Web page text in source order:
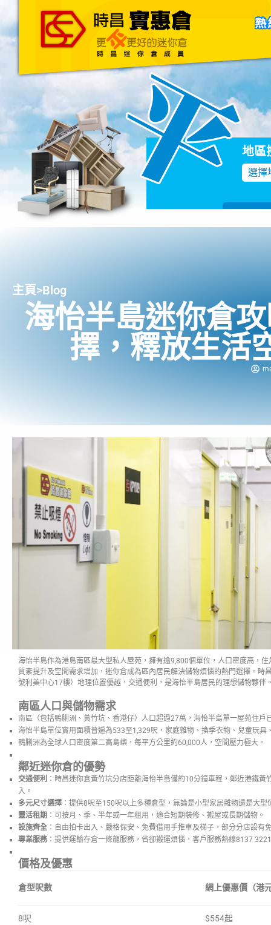
主頁 關於我們 聯絡我們
地區
選擇
主頁>Blog
海怡半島迷你倉
擇，釋放生活
海怡半島作為港島南區最大型私人屋苑，擁有逾9,800個單位，人口密度高，
質素提升及空間需求增加，迷你倉成為區內居民解決儲物煩惱的熱門選擇。時
號利美中心17樓）地理位置優越，交通便利，是海怡半島居民的理想儲物夥伴
南區人口與儲物需求
南區（包括鴨脷洲、黃竹坑、香港仔）人口超過27萬，海怡半島單一屋苑住戶
海怡半島單位實用面積普遍為533至1,329呎，家庭雜物、換季衣物、兒童玩具
鴨脷洲為全球人口密度第二高島嶼，每平方公里約60,000人，空間壓力極大。
鄰近迷你倉的優勢
交通便利 ：時昌迷你倉黃竹坑分店距離海怡半島僅約10分鐘車程，鄰近港鐵黃
入。
多元尺寸選擇 ：提供8呎至150呎以上多種倉型，無論是小型家居雜物還是大型
靈活租期 ：可按月、季、半年或一年租用，適合短期裝修、搬屋或長期儲物。
設施齊全 ：自由拍卡出入、嚴格保安、免費借用手推車及梯子，部分分店設有
專業服務 ：提供運輸存倉一條龍服務，省卻搬運煩惱，客戶服務熱線8137
價格及優惠
倉型呎數 網上優惠價（港
8呎 $554起